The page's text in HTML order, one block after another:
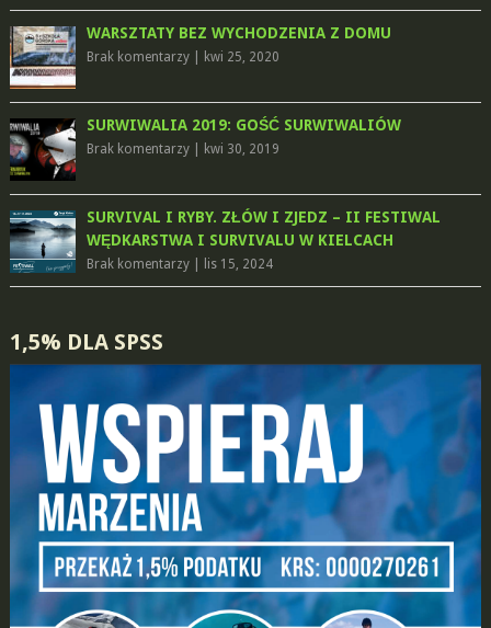
WARSZTATY BEZ WYCHODZENIA Z DOMU
Brak komentarzy| kwi 25, 2020
SURWIWALIA 2019: GOŚĆ SURWIWALIÓW
Brak komentarzy| kwi 30, 2019
SURVIVAL I RYBY. ZŁÓW I ZJEDZ – II FESTIWAL
WĘDKARSTWA I SURVIVALU W KIELCACH
Brak komentarzy| lis 15, 2024
1,5% DLA SPSS